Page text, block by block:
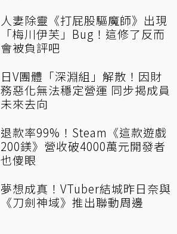
人妻除靈《打屁股驅魔師》出現
「梅川伊芙」Bug！這修了反而
會被負評吧
日V團體「深淵組」解散！因財
務惡化無法穩定營運 同步揭成員
未來去向
退款率99%！Steam《這款遊戲
200鎂》營收破4000萬元開發者
也傻眼
夢想成真！VTuber結城昨日奈與
《刀劍神域》推出聯動周邊